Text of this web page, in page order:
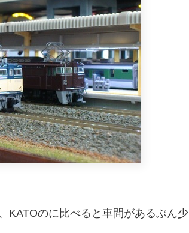
KATOのに比べると車間があるぶん少